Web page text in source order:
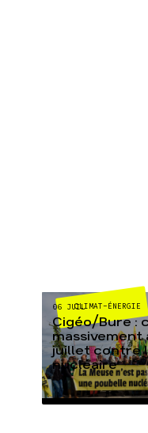
CLIMAT-ÉNERGIE
06 JUIL
Cigéo/Bure :
massivement
juillet contre
nucléaire